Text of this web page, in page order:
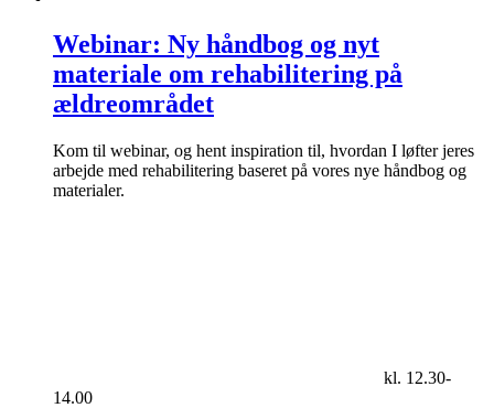
Webinar: Ny håndbog og nyt
materiale om rehabilitering på
ældreområdet
Kom til webinar, og hent inspiration til, hvordan I løfter jeres
arbejde med rehabilitering baseret på vores nye håndbog og
materialer.
kl. 12.30-
14.00